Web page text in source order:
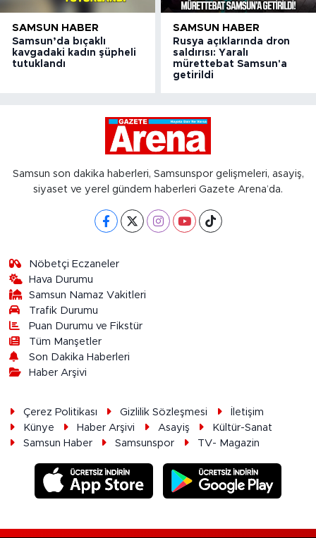
SAMSUN HABER
Samsun’da bıçaklı
kavgadaki kadın şüpheli
tutuklandı
SAMSUN HABER
Rusya açıklarında dron
saldırısı: Yaralı
mürettebat Samsun'a
getirildi
Samsun son dakika haberleri, Samsunspor gelişmeleri, asayiş,
siyaset ve yerel gündem haberleri Gazete Arena’da.
Nöbetçi Eczaneler
Hava Durumu
Samsun Namaz Vakitleri
Trafik Durumu
Puan Durumu ve Fikstür
Tüm Manşetler
Son Dakika Haberleri
Haber Arşivi
Çerez Politikası Gizlilik Sözleşmesi
İletişim
Künye
Haber Arşivi Asayiş
Kültür-Sanat
Samsun Haber
Samsunspor TV- Magazin